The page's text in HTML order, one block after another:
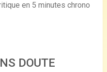
en 5 minutes chrono
DOUTE